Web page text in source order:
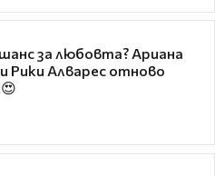
за любовта? Ариана
Рики Алварес отново